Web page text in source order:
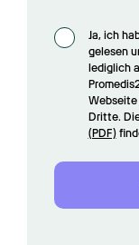
Ja, ich
gelesen
lediglich
Dritte.
(PDF)